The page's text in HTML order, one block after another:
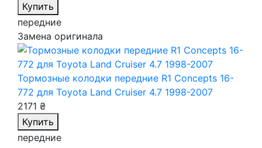
Купить
передние
Замена оригинала
Тормозные колодки передние R1 Concepts 16-
772 для Toyota Land Cruiser 4.7 1998-2007
2171 ₴
Купить
передние